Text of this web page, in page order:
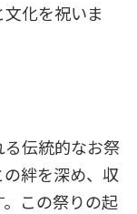
化を祝いま
伝統的なお祭
絆を深め、収
この祭りの起